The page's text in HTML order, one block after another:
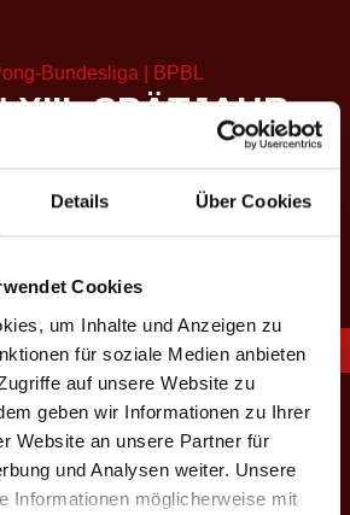
Details Über Cookies
Cookies
um Inhalte und Anzeigen zu
für soziale Medien anbieten
auf unsere Website zu
geben wir Informationen zu Ihrer
Website an unsere Partner für
und Analysen weiter. Unsere
Informationen möglicherweise mit
XIII: SPÄTJAHR
by BeerBaller